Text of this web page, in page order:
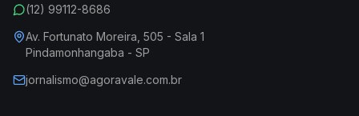
(12) 99112-8686
Av. Fortunato Moreira, 505 - Sala 1
Pindamonhangaba - SP
jornalismo@agoravale.com.br